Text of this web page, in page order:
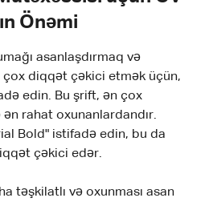
Önəmi
asanlaşdırmaq və
çox diqqət çəkici etmək üçün,
edin. Bu şrift, ən çox
rahat oxunanlardandır.
Bold" istifadə edin, bu da
çəkici edər.
təşkilatlı və oxunması asan